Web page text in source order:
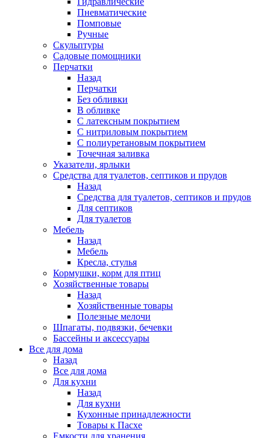
Пневматические
Помповые
Ручные
Скульптуры
Садовые помощники
Перчатки
Назад
Перчатки
Без обливки
В обливке
С латексным покрытием
С нитриловым покрытием
С полиуретановым покрытием
Точечная заливка
Указатели, ярлыки
Средства для туалетов, септиков и прудов
Назад
Средства для туалетов, септиков и прудов
Для септиков
Для туалетов
Мебель
Назад
Мебель
Кресла, стулья
Кормушки, корм для птиц
Хозяйственные товары
Назад
Хозяйственные товары
Полезные мелочи
Шпагаты, подвязки, бечевки
Бассейны и аксессуары
Все для дома
Назад
Все для дома
Для кухни
Назад
Для кухни
Кухонные принадлежности
Товары к Пасхе
Емкости для хранения